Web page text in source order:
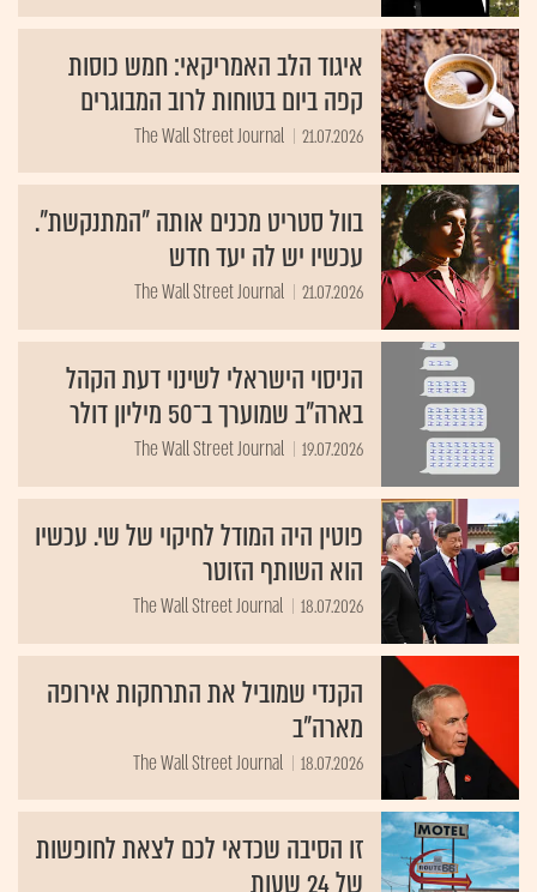
איגוד הלב האמריקאי: חמש כוסות
קפה ביום בטוחות לרוב המבוגרים
21.07.2026
The Wall Street Journal
בוול סטריט מכנים אותה "המתנקשת".
עכשיו יש לה יעד חדש
21.07.2026
The Wall Street Journal
הניסוי הישראלי לשינוי דעת הקהל
בארה"ב שמוערך ב־50 מיליון דולר
19.07.2026
The Wall Street Journal
פוטין היה המודל לחיקוי של שי. עכשיו
הוא השותף הזוטר
18.07.2026
The Wall Street Journal
הקנדי שמוביל את התרחקות אירופה
מארה"ב
18.07.2026
The Wall Street Journal
זו הסיבה שכדאי לכם לצאת לחופשות